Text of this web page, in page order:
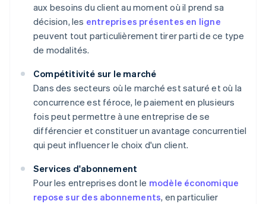
aux besoins du client au moment où il prend sa
décision, les entreprises présentes en ligne
peuvent tout particulièrement tirer parti de ce type
de modalités.
Compétitivité sur le marché
Dans des secteurs où le marché est saturé et où la
concurrence est féroce, le paiement en plusieurs
fois peut permettre à une entreprise de se
différencier et constituer un avantage concurrentiel
qui peut influencer le choix d'un client.
Services d'abonnement
Pour les entreprises dont le modèle économique
repose sur des abonnements, en particulier